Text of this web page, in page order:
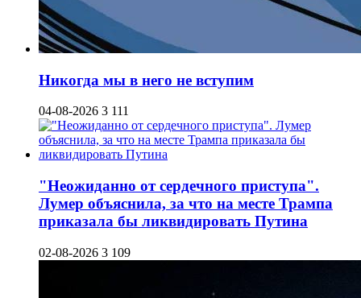
Никогда мы в него не вступим
04-08-2026 3 111
"Неожиданно от сердечного приступа".
Лумер объяснила, за что на месте Трампа
приказала бы ликвидировать Путина
02-08-2026 3 109